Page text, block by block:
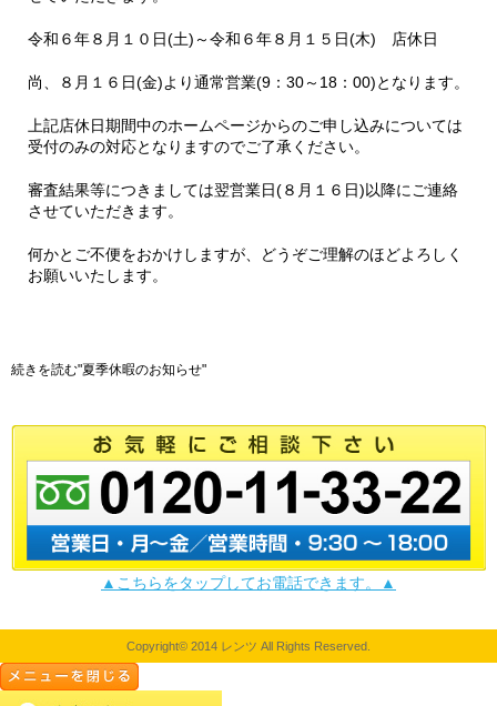
令和６年８月１０日(土)～令和６年８月１５日(木) 店休日
尚、８月１６日(金)より通常営業(9：30～18：00)となります。
上記店休日期間中のホームページからのご申し込みについては
受付のみの対応となりますのでご了承ください。
審査結果等につきましては翌営業日(８月１６日)以降にご連絡
させていただきます。
何かとご不便をおかけしますが、どうぞご理解のほどよろしく
お願いいたします。
続きを読む"夏季休暇のお知らせ"
▲こちらをタップしてお電話できます。▲
Copyright© 2014 レンツ All Rights Reserved.